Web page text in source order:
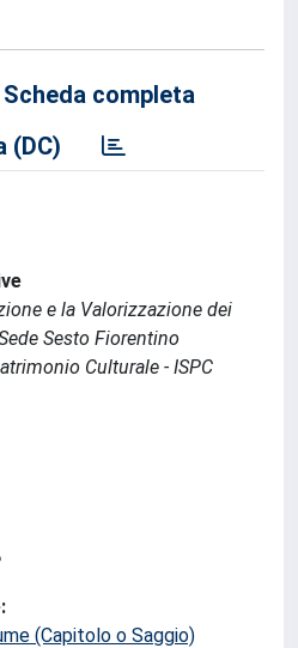
Scheda completa
(DC)
e la Valorizzazione dei
Sesto Fiorentino
Culturale - ISPC
(Capitolo o Saggio)